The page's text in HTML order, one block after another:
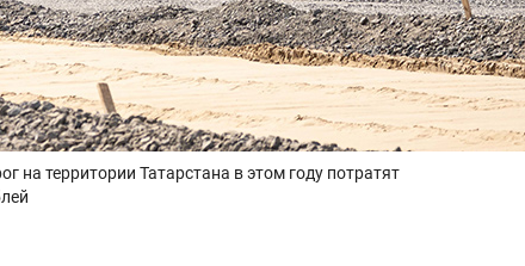
на территории Татарстана в этом году потратят